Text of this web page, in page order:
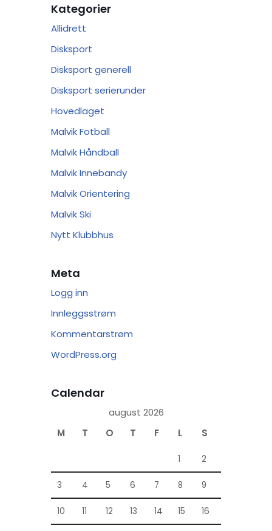
Kategorier
Allidrett
Disksport
Disksport generell
Disksport serierunder
Hovedlaget
Malvik Fotball
Malvik Håndball
Malvik Innebandy
Malvik Orientering
Malvik Ski
Nytt Klubbhus
Meta
Logg inn
Innleggsstrøm
Kommentarstrøm
WordPress.org
Calendar
august 2026
M
T O T F L S
1 2
3 4 5 6 7 8 9
10 11 12 13 14 15 16